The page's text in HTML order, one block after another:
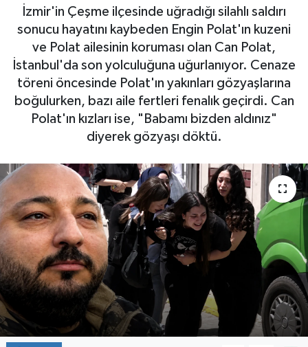
İzmir'in Çeşme ilçesinde uğradığı silahlı saldırı
sonucu hayatını kaybeden Engin Polat'ın kuzeni
ve Polat ailesinin koruması olan Can Polat,
İstanbul'da son yolculuğuna uğurlanıyor. Cenaze
töreni öncesinde Polat'ın yakınları gözyaşlarına
boğulurken, bazı aile fertleri fenalık geçirdi. Can
Polat'ın kızları ise, "Babamı bizden aldınız"
diyerek gözyaşı döktü.
SİYASET
YAŞAM
SPOR
Son Dakika Haberleri
Haber Arşivi